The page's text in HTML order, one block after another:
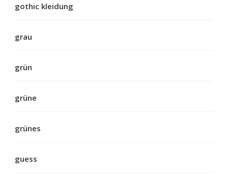
gothic kleidung
grau
grün
grüne
grünes
guess